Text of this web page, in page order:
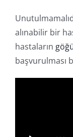
alınabilir bir
hastaların
başvurulması